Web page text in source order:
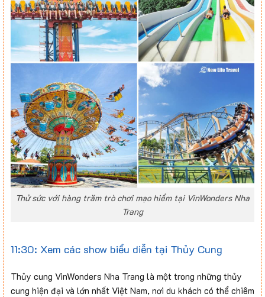
Thử sức với hàng trăm trò chơi mạo hiểm tại VinWonders Nha
Trang
11:30: Xem các show biểu diễn tại Thủy Cung
Thủy cung VinWonders Nha Trang là một trong những thủy
cung hiện đại và lớn nhất Việt Nam, nơi du khách có thể chiêm